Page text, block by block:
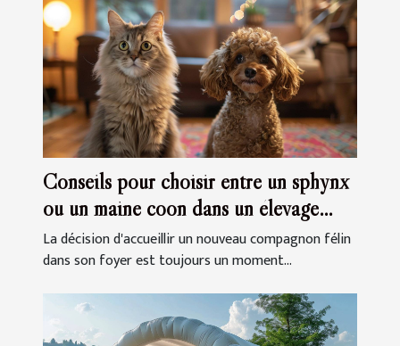
Conseils pour choisir entre un sphynx
ou un maine coon dans un élevage
familial
La décision d'accueillir un nouveau compagnon félin
dans son foyer est toujours un moment...